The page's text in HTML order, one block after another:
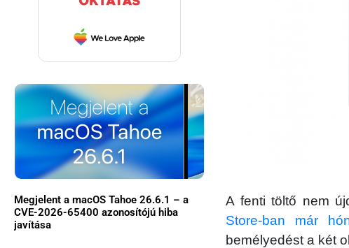
Megjelent a macOS Tahoe 26.6.1 – a
CVE-2026-65400 azonosítójú hiba
javítása
A fenti töltő nem
Store-ban már
bemélyedést a két